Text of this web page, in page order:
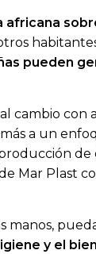
africana
pueden
con
a un
de
Mar Plast
manos,
y el